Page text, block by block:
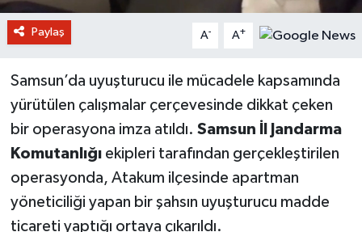
Paylaş A- A+
Samsun’da uyuşturucu ile mücadele kapsamında
yürütülen çalışmalar çerçevesinde dikkat çeken
bir operasyona imza atıldı. Samsun İl Jandarma
Komutanlığıekipleri tarafından gerçekleştirilen
operasyonda, Atakum ilçesinde apartman
yöneticiliği yapan bir şahsın uyuşturucu madde
ticareti yaptığı ortaya çıkarıldı.